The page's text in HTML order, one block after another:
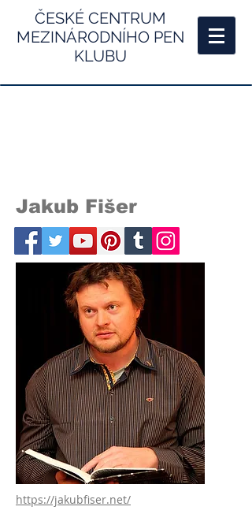
ČESKÉ CENTRUM
MEZINÁRODNÍHO PEN
KLUBU
Jakub Fišer
https://jakubfiser.net/